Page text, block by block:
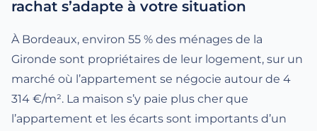
rachat s’adapte à votre situation
À Bordeaux, environ 55 % des ménages de la
Gironde sont propriétaires de leur logement, sur un
marché où l’appartement se négocie autour de 4
314 €/m². La maison s’y paie plus cher que
l’appartement et les écarts sont importants d’un